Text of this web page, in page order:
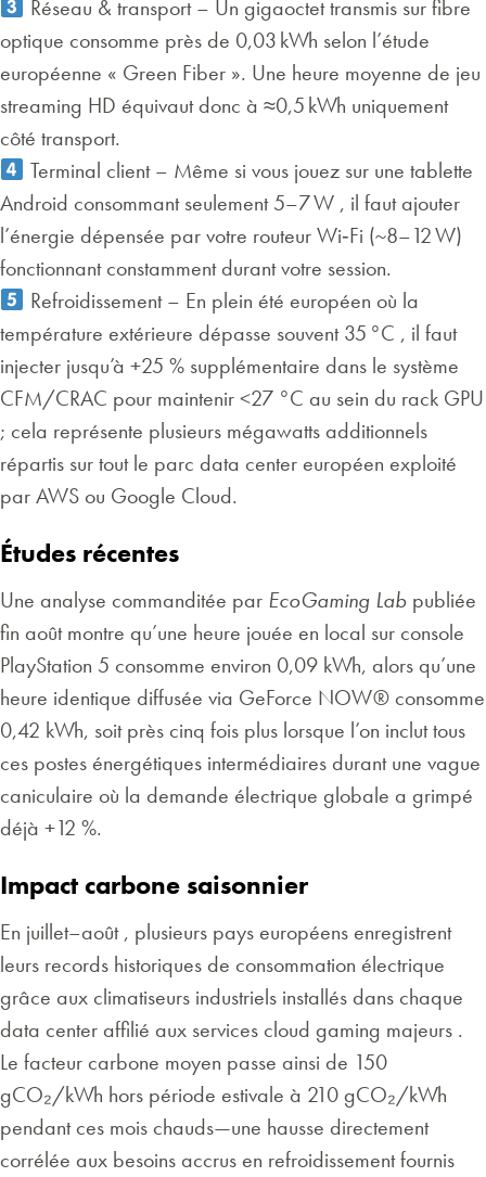
Réseau & transport – Un gigaoctet transmis sur fibre
optique consomme près de 0,03 kWh selon l’étude
européenne « Green Fiber ». Une heure moyenne de jeu
streaming HD équivaut donc à ≈0,5 kWh uniquement
côté transport.
Terminal client – Même si vous jouez sur une tablette
Android consommant seulement 5–7 W , il faut ajouter
l’énergie dépensée par votre routeur Wi‑Fi (~8–12 W)
fonctionnant constamment durant votre session.
Refroidissement – En plein été européen où la
température extérieure dépasse souvent 35 °C , il faut
injecter jusqu’à +25 % supplémentaire dans le système
CFM/CRAC pour maintenir <27 °C au sein du rack GPU
; cela représente plusieurs mégawatts additionnels
répartis sur tout le parc data center européen exploité
par AWS ou Google Cloud.
Études récentes
Une analyse commanditée par EcoGaming Lab publiée
fin août montre qu’une heure jouée en local sur console
PlayStation 5 consomme environ 0,09 kWh, alors qu’une
heure identique diffusée via GeForce NOW® consomme
0,42 kWh, soit près cinq fois plus lorsque l’on inclut tous
ces postes énergétiques intermédiaires durant une vague
caniculaire où la demande électrique globale a grimpé
déjà +12 %.
Impact carbone saisonnier
En juillet–août , plusieurs pays européens enregistrent
leurs records historiques de consommation électrique
grâce aux climatiseurs industriels installés dans chaque
data center affilié aux services cloud gaming majeurs .
Le facteur carbone moyen passe ainsi de 150
gCO₂/kWh hors période estivale à 210 gCO₂/kWh
pendant ces mois chauds—une hausse directement
corrélée aux besoins accrus en refroidissement fournis